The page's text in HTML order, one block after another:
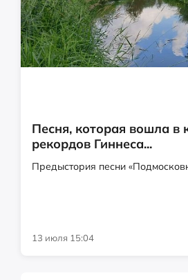
Песня, которая вошла в
рекордов Гиннеса...
Предыстория песни
13 июля 15:04